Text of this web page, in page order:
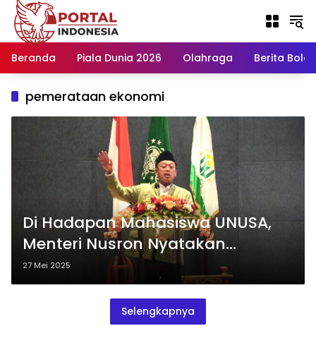
Langsung
konten
Beranda
Piala Dunia 2026 Olahraga Berita Bola
pemerataan ekonomi
Di Hadapan Mahasiswa UNUSA,
Menteri Nusron Nyatakan
Kebijakan Plasma Ada untuk
Pemerataan Ekonomi
27 Mei 2025
Selengkapnya